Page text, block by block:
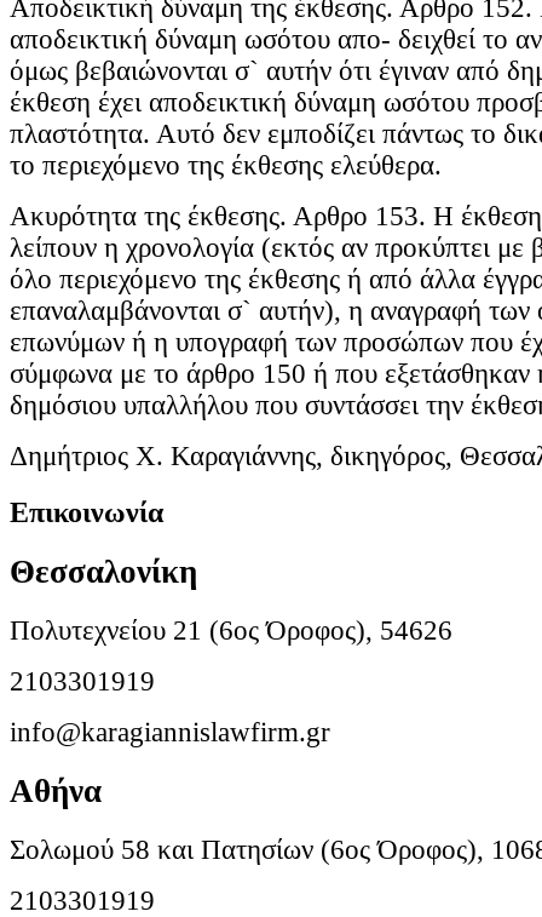
Αποδεικτική δύναμη της έκθεσης. Αρθρο 152.
αποδεικτική δύναμη ωσότου απο- δειχθεί το
όμως βεβαιώνονται σ` αυτήν ότι έγιναν από
έκθεση έχει αποδεικτική δύναμη ωσότου
πλαστότητα. Αυτό δεν εμποδίζει πάντως το
το περιεχόμενο της έκθεσης ελεύθερα.
Ακυρότητα της έκθεσης. Αρθρο 153. Η έκθεση
λείπουν η χρονολογία (εκτός αν προκύπτει με
όλο περιεχόμενο της έκθεσης ή από άλλα
επαναλαμβάνονται σ` αυτήν), η αναγραφή των
επωνύμων ή η υπογραφή των προσώπων που
σύμφωνα με το άρθρο 150 ή που εξετάσθηκαν
δημόσιου υπαλλήλου που συντάσσει την
Δημήτριος Χ. Καραγιάννης, δικηγόρος,
Επικοινωνία
Θεσσαλονίκη
Πολυτεχνείου 21 (6ος Όροφος), 54626
2103301919
info@karagiannislawfirm.gr
Αθήνα
Σολωμού 58 και Πατησίων (6ος Όροφος),
2103301919